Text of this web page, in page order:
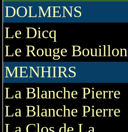
DOLMENS
Le Dicq
Le Rouge Bouillon
MENHIRS
La Blanche Pierre
La Blanche Pierre